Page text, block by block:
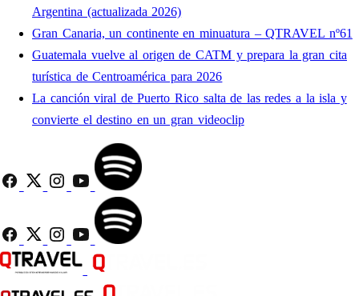
Argentina (actualizada 2026)
Gran Canaria, un continente en minuatura – QTRAVEL nº61
Guatemala vuelve al origen de CATM y prepara la gran cita
turística de Centroamérica para 2026
La canción viral de Puerto Rico salta de las redes a la isla y
convierte el destino en un gran videoclip